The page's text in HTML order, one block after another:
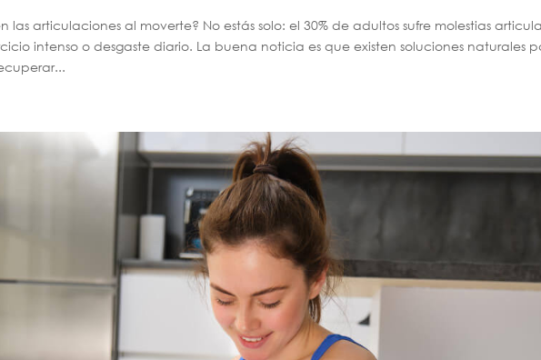
las articulaciones al moverte? No estás solo: el 30% de adultos sufre molestias
intenso o desgaste diario. La buena noticia es que existen soluciones naturales